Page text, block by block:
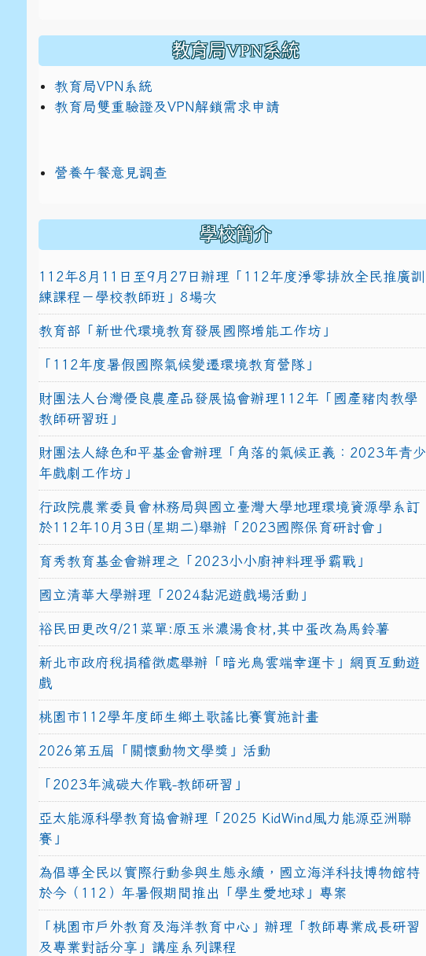
教育局VPN系統
教育局VPN系統
教育局雙重驗證及VPN解鎖需求申請
營養午餐意見調查
學校簡介
112年8月11日至9月27日辦理「112年度淨零排放全民推廣訓
練課程－學校教師班」8場次
教育部「新世代環境教育發展國際增能工作坊」
「112年度暑假國際氣候變遷環境教育營隊」
財團法人台灣優良農產品發展協會辦理112年「國產豬肉教學
教師研習班」
財團法人綠色和平基金會辦理「角落的氣候正義：2023年青少
年戲劇工作坊」
行政院農業委員會林務局與國立臺灣大學地理環境資源學系訂
於112年10月3日(星期二)舉辦「2023國際保育研討會」
育秀教育基金會辦理之「2023小小廚神料理爭霸戰」
國立清華大學辦理「2024黏泥遊戲場活動」
裕民田更改9/21菜單:原玉米濃湯食材,其中蛋改為馬鈴薯
新北市政府稅捐稽徵處舉辦「暗光鳥雲端幸運卡」網頁互動遊
戲
桃園市112學年度師生鄉土歌謠比賽實施計畫
2026第五屆「關懷動物文學獎」活動
「2023年減碳大作戰-教師研習」
亞太能源科學教育協會辦理「2025 KidWind風力能源亞洲聯
賽」
為倡導全民以實際行動參與生態永續，國立海洋科技博物館特
於今（112）年暑假期間推出「學生愛地球」專案
「桃園市戶外教育及海洋教育中心」辦理「教師專業成長研習
及專業對話分享」講座系列課程